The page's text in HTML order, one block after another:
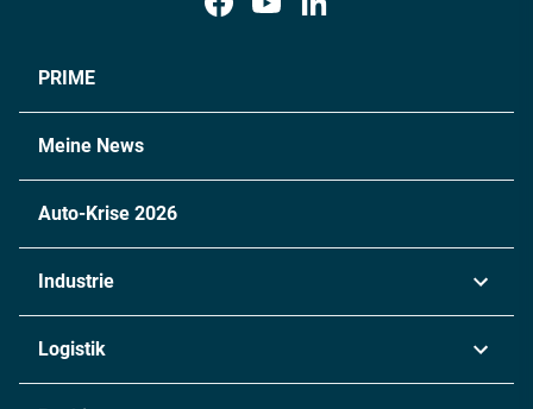
PRIME
Meine News
Auto-Krise 2026
Industrie
Logistik